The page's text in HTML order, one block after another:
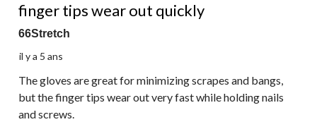
finger tips wear out quickly
66Stretch
il y a 5 ans
The gloves are great for minimizing scrapes and bangs,
but the finger tips wear out very fast while holding nails
and screws.